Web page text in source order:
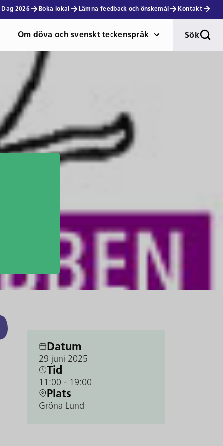
Dag 2026 Boka lokal Lämna feedback och önskemål Kontakt
Om döva och svenskt teckenspråk Sök
Datum
29 juni 2025
Tid
11:00 - 19:00
Plats
Gröna Lund